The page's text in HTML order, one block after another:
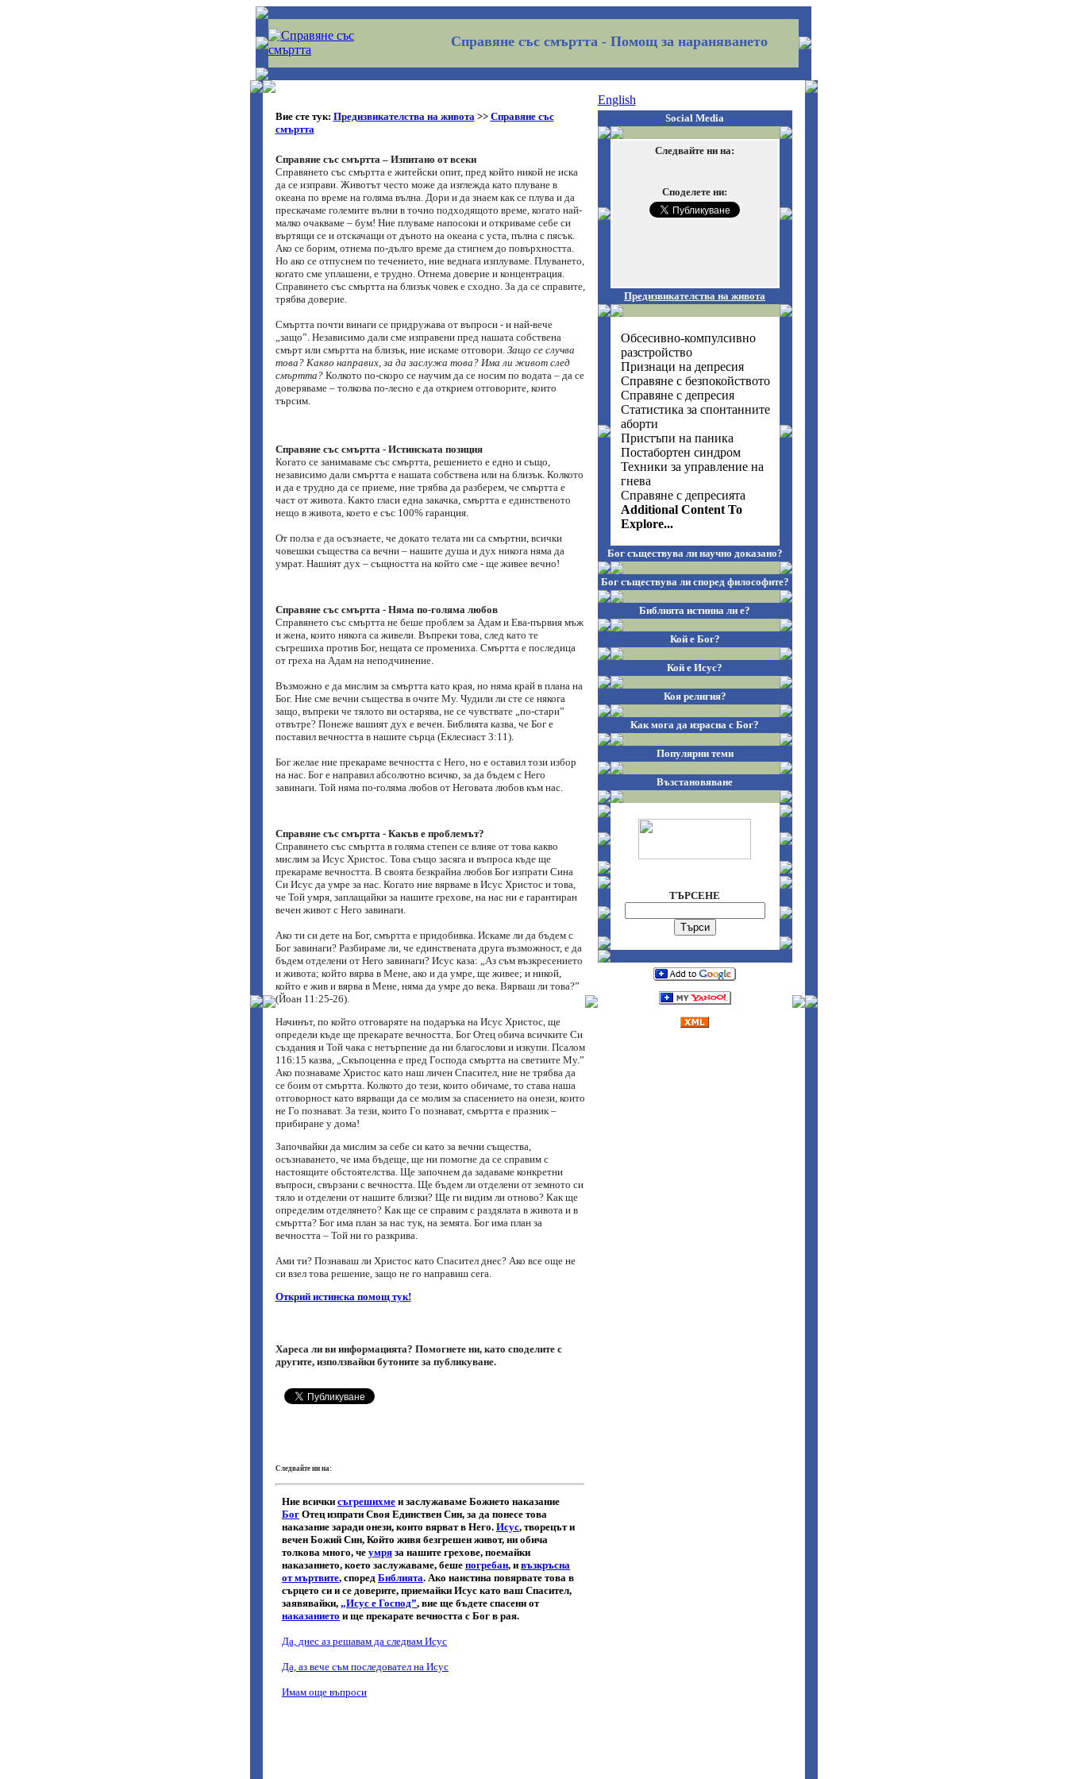
Справяне със смъртта - Помощ за нараняването
Вие сте тук: Предизвикателства на живота>> Справяне със
смъртта
Справяне със смъртта – Изпитано от всеки
Справянето със смъртта е житейски опит, пред който никой не иска
да се изправи. Животът често може да изглежда като плуване в
океана по време на голяма вълна. Дори и да знаем как се плува и да
прескачаме големите вълни в точно подходящото време, когато най-
малко очакваме – бум! Ние плуваме напосоки и откриваме себе си
въртящи се и отскачащи от дъното на океана с уста, пълна с пясък.
Ако се борим, отнема по-дълго време да стигнем до повърхността.
Но ако се отпуснем по течението, ние веднага изплуваме. Плуването,
когато сме уплашени, е трудно. Отнема доверие и концентрация.
Справянето със смъртта на близък човек е сходно. За да се справите,
трябва доверие.
Смъртта почти винаги се придружава от въпроси - и най-вече
„защо”. Независимо дали сме изправени пред нашата собствена
смърт или смъртта на близък, ние искаме отговори. Защо се случва
това? Какво направих, за да заслужа това? Има ли живот след
смъртта?Колкото по-скоро се научим да се носим по водата – да се
доверяваме – толкова по-лесно е да открием отговорите, които
търсим.
Справяне със смъртта - Истинската позиция
Когато се занимаваме със смъртта, решението е едно и също,
независимо дали смъртта е нашата собствена или на близък. Колкото
и да е трудно да се приеме, ние трябва да разберем, че смъртта е
част от живота. Както гласи една закачка, смъртта е единственото
нещо в живота, което е със 100% гаранция.
От полза е да осъзнаете, че докато телата ни са смъртни, всички
човешки същества са вечни – нашите душа и дух никога няма да
умрат. Нашият дух – същността на който сме - ще живее вечно!
Справяне със смъртта - Няма по-голяма любов
Справянето със смъртта не беше проблем за Адам и Ева-първия мъж
и жена, които някога са живели. Въпреки това, след като те
съгрешиха против Бог, нещата се промениха. Смъртта е последица
от греха на Адам на неподчинение.
Възможно е да мислим за смъртта като края, но няма край в плана на
Бог. Ние сме вечни същества в очите Му. Чудили ли сте се някога
защо, въпреки че тялото ви остарява, не се чувствате „по-стари”
отвътре? Понеже вашият дух е вечен. Библията казва, че Бог е
поставил вечността в нашите сърца (Еклесиаст 3:11).
Бог желае ние прекараме вечността с Него, но е оставил този избор
на нас. Бог е направил абсолютно всичко, за да бъдем с Него
завинаги. Той няма по-голяма любов от Неговата любов към нас.
Справяне със смъртта - Какъв е проблемът?
Справянето със смъртта в голяма степен се влияе от това какво
мислим за Исус Христос. Това също засяга и въпроса къде ще
прекараме вечността. В своята безкрайна любов Бог изпрати Сина
Си Исус да умре за нас. Когато ние вярваме в Исус Христос и това,
че Той умря, заплащайки за нашите грехове, на нас ни е гарантиран
вечен живот с Него завинаги.
Ако ти си дете на Бог, смъртта е придобивка. Искаме ли да бъдем с
Бог завинаги? Разбираме ли, че единствената друга възможност, е да
бъдем отделени от Него завинаги? Исус каза: „Аз съм възкресението
и живота; който вярва в Мене, ако и да умре, ще живее; и никой,
който е жив и вярва в Мене, няма да умре до века. Вярваш ли това?”
(Йоан 11:25-26).
Начинът, по който отговаряте на подаръка на Исус Христос, ще
определи къде ще прекарате вечността. Бог Отец обича всичките Си
създания и Той чака с нетърпение да ни благослови и изкупи. Псалом
116:15 казва, „Скъпоценна е пред Господа смъртта на светиите Му.”
Ако познаваме Христос като наш личен Спасител, ние не трябва да
се боим от смъртта. Колкото до тези, които обичаме, то става наша
отговорност като вярващи да се молим за спасението на онези, които
не Го познават. За тези, които Го познават, смъртта е празник –
прибиране у дома!
Започвайки да мислим за себе си като за вечни същества,
осъзнаването, че има бъдеще, ще ни помогне да се справим с
настоящите обстоятелства. Ще започнем да задаваме конкретни
въпроси, свързани с вечността. Ще бъдем ли отделени от земното си
тяло и отделени от нашите близки? Ще ги видим ли отново? Как ще
определим отделянето? Как ще се справим с раздялата в живота и в
смъртта? Бог има план за нас тук, на земята. Бог има план за
вечността – Той ни го разкрива.
Ами ти? Познаваш ли Христос като Спасител днес? Ако все още не
си взел това решение, защо не го направиш сега.
Открий истинска помощ тук!
Хареса ли ви информацията? Помогнете ни, като споделите с
другите, използвайки бутоните за публикуване.
Следвайте ни на:
English
Social Media
Следвайте ни на:
Споделете ни:
Предизвикателства на живота
Обсесивно-компулсивно
разстройство
Признаци на депресия
Справяне с безпокойството
Справяне с депресия
Статистика за спонтанните
аборти
Пристъпи на паника
Постабортен синдром
Техники за управление на
гнева
Справяне с депресията
Additional Content To
Explore...
Бог съществува ли научно доказано?
Бог съществува ли според философите?
Библията истинна ли е?
Кой е Бог?
Кой е Исус?
Коя религия?
Как мога да израсна с Бог?
Популярни теми
Възстановяване
ТЪРСЕНЕ